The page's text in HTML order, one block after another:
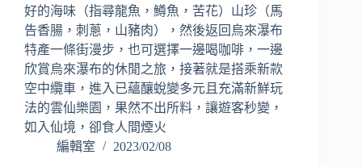
好的海味（指尋龍魚，鱒魚，苦花）山珍（馬
告香腸，刺蔥，山豬肉），然後返回烏來瀑布
特產一條街漫步，也可選擇一邊喝咖啡，一邊
欣賞烏來瀑布的休閒之旅，接著就是搭乘新款
空中纜車，進入已蘊釀蛻變多元且充滿新鮮玩
法的雲仙樂園，果然不出所料，讓遊客秒變，
如入仙境，卻食人間煙火
編輯室
2023/02/08